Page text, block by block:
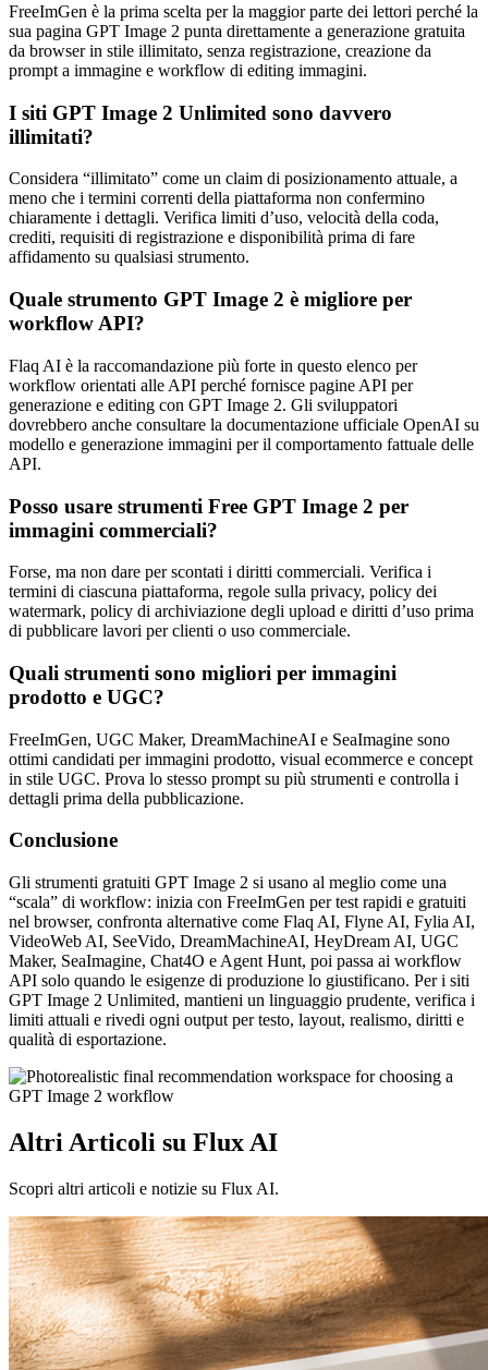
FreeImGen è la prima scelta per la maggior parte dei lettori perché la
sua pagina GPT Image 2 punta direttamente a generazione gratuita
da browser in stile illimitato, senza registrazione, creazione da
prompt a immagine e workflow di editing immagini.
I siti GPT Image 2 Unlimited sono davvero
illimitati?
Considera “illimitato” come un claim di posizionamento attuale, a
meno che i termini correnti della piattaforma non confermino
chiaramente i dettagli. Verifica limiti d’uso, velocità della coda,
crediti, requisiti di registrazione e disponibilità prima di fare
affidamento su qualsiasi strumento.
Quale strumento GPT Image 2 è migliore per
workflow API?
Flaq AI è la raccomandazione più forte in questo elenco per
workflow orientati alle API perché fornisce pagine API per
generazione e editing con GPT Image 2. Gli sviluppatori
dovrebbero anche consultare la documentazione ufficiale OpenAI su
modello e generazione immagini per il comportamento fattuale delle
API.
Posso usare strumenti Free GPT Image 2 per
immagini commerciali?
Forse, ma non dare per scontati i diritti commerciali. Verifica i
termini di ciascuna piattaforma, regole sulla privacy, policy dei
watermark, policy di archiviazione degli upload e diritti d’uso prima
di pubblicare lavori per clienti o uso commerciale.
Quali strumenti sono migliori per immagini
prodotto e UGC?
FreeImGen, UGC Maker, DreamMachineAI e SeaImagine sono
ottimi candidati per immagini prodotto, visual ecommerce e concept
in stile UGC. Prova lo stesso prompt su più strumenti e controlla i
dettagli prima della pubblicazione.
Conclusione
Gli strumenti gratuiti GPT Image 2 si usano al meglio come una
“scala” di workflow: inizia con FreeImGen per test rapidi e gratuiti
nel browser, confronta alternative come Flaq AI, Flyne AI, Fylia AI,
VideoWeb AI, SeeVido, DreamMachineAI, HeyDream AI, UGC
Maker, SeaImagine, Chat4O e Agent Hunt, poi passa ai workflow
API solo quando le esigenze di produzione lo giustificano. Per i siti
GPT Image 2 Unlimited, mantieni un linguaggio prudente, verifica i
limiti attuali e rivedi ogni output per testo, layout, realismo, diritti e
qualità di esportazione.
Altri Articoli su Flux AI
Scopri altri articoli e notizie su Flux AI.